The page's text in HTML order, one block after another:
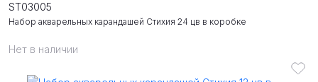
Нет в наличии
Набор акварельных карандашей Стихия 24 цв в коробке
ST03005